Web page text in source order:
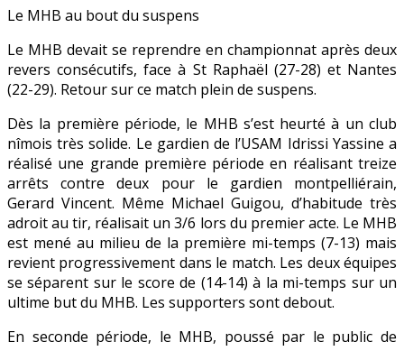
Le MHB au bout du suspens
Le MHB devait se reprendre en championnat après deux
revers consécutifs, face à St Raphaël (27-28) et Nantes
(22-29). Retour sur ce match plein de suspens.
Dès la première période, le MHB s’est heurté à un club
nîmois très solide. Le gardien de l’USAM Idrissi Yassine a
réalisé une grande première période en réalisant treize
arrêts contre deux pour le gardien montpelliérain,
Gerard Vincent. Même Michael Guigou, d’habitude très
adroit au tir, réalisait un 3/6 lors du premier acte. Le MHB
est mené au milieu de la première mi-temps (7-13) mais
revient progressivement dans le match. Les deux équipes
se séparent sur le score de (14-14) à la mi-temps sur un
ultime but du MHB. Les supporters sont debout.
En seconde période, le MHB, poussé par le public de